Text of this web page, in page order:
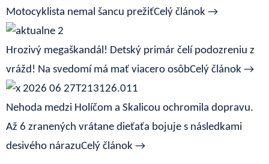
Motocyklista nemal šancu prežiťCelý článok →
Hrozivý megaškandál! Detský primár čelí podozreniu z
vrážd! Na svedomí má mať viacero osôbCelý článok →
Nehoda medzi Holíčom a Skalicou ochromila dopravu.
Až 6 zranených vrátane dieťaťa bojuje s následkami
desivého nárazuCelý článok →